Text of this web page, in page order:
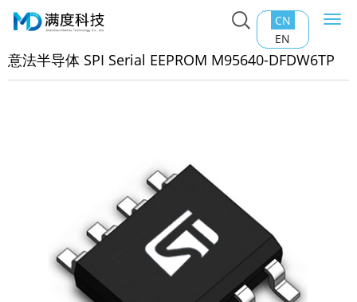
CN
EN
主页>产品中心>EEPROM
意法半导体 SPI Serial
意法半导体 SPI Serial EEPROM M95640-DFDW6TP